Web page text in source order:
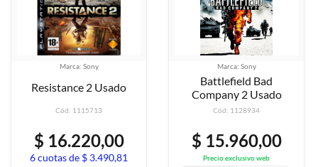
Marca: Sony
Resistance 2 Usado
Cód: 1115713
$ 16.220,00
6 cuotas de $ 3.490,81
Marca: Sony
Battlefield Bad
Company 2 Usado
Cód: 1128934
$ 15.960,00
Precio exclusivo web